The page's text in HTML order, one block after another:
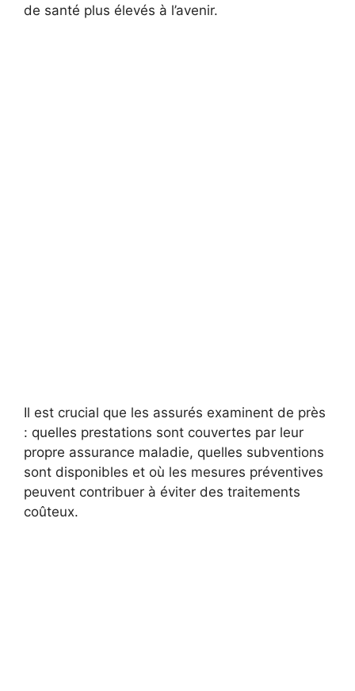
de santé plus élevés à l’avenir.
Il est crucial que les assurés examinent de près
: quelles prestations sont couvertes par leur
propre assurance maladie, quelles subventions
sont disponibles et où les mesures préventives
peuvent contribuer à éviter des traitements
coûteux.